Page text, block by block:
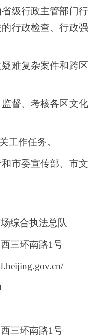
级行政主管部门行
行政检查、行政强
难复杂案件和跨区
督、考核各区文化
工作任务。
市委宣传部、市文
综合执法总队
三环南路1号
三环南路1号